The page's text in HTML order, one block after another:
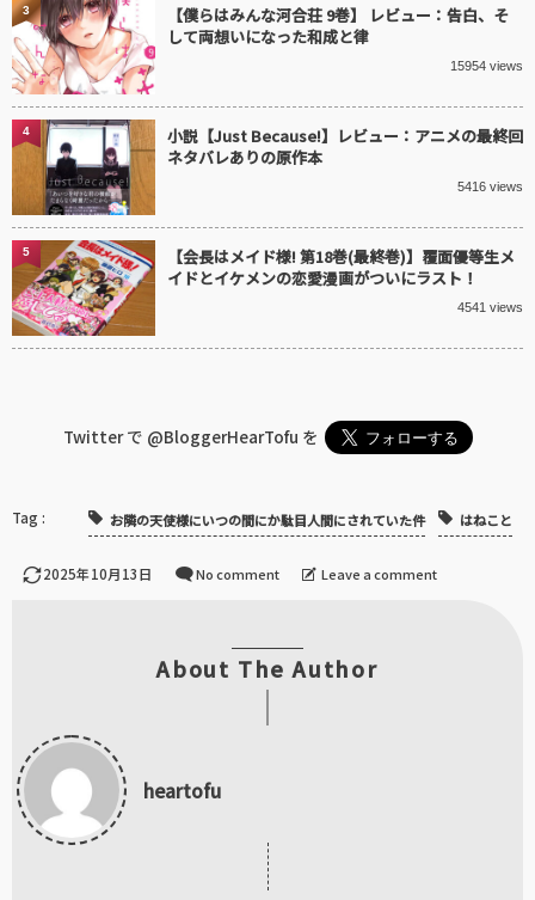
【僕らはみんな河合荘 9巻】 レビュー：告白、そ
して両想いになった和成と律
15954 views
3
小説【Just Because!】レビュー：アニメの最終回
ネタバレありの原作本
5416 views
4
【会長はメイド様! 第18巻(最終巻)】覆面優等生メ
イドとイケメンの恋愛漫画がついにラスト！
4541 views
5
Twitter で @BloggerHearTofu を
お隣の天使様にいつの間にか駄目人間にされていた件 はねこと
2025年10月13日 No comment Leave a comment
About The Author
heartofu